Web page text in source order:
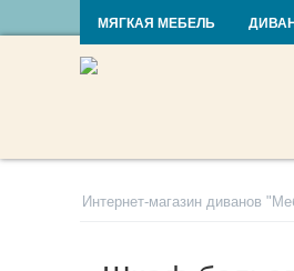
RU UA
МЯГКАЯ МЕБЕЛЬ
Интернет-магазин диванов